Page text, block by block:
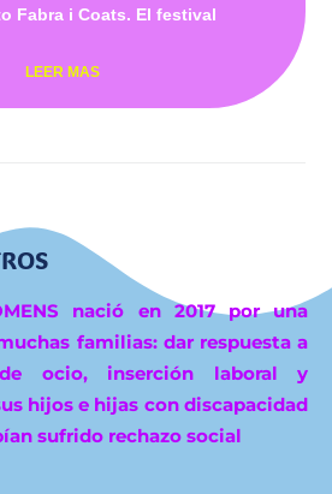
Fabra i Coats. El festival
LEER MAS
nació en 2017 por una
familias: dar respuesta a
ocio, inserción laboral y
hijos e hijas con discapacidad
sufrido rechazo social